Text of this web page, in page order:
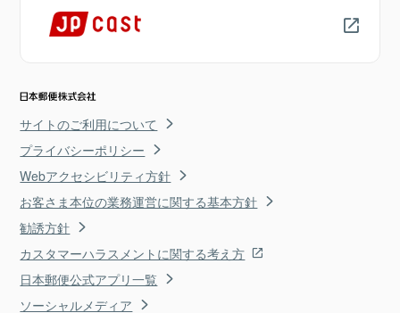
サイトのご利用について
プライバシーポリシー
Webアクセシビリティ方針
お客さま本位の業務運営に関する基本方針
勧誘方針
カスタマーハラスメントに関する考え方
日本郵便公式アプリ一覧
ソーシャルメディア